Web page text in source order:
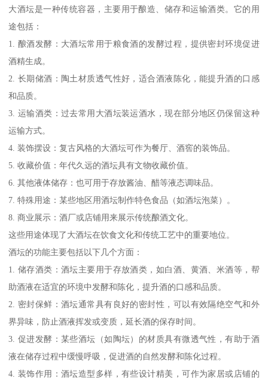
大酒坛是一种传统容器，主要用于酿造、储存和运输酒类。它的用
途包括：
1. 酿酒发酵：大酒坛常用于粮食酒的发酵过程，提供密封环境促进
酒精生成。
2. 长期储酒：陶土材质透气性好，适合酒液陈化，能提升酒的口感
和品质。
3. 运输酒类：过去常用大酒坛装运酒水，现在部分地区仍保留这种
运输方式。
4. 装饰摆设：复古风格的大酒坛可作为餐厅、酒窖的装饰品。
5. 收藏价值：年代久远的酒坛具有文物收藏价值。
6. 其他液体储存：也可用于存放酱油、醋等液态调味品。
7. 特殊用途：某些地区用酒坛制作特色食品（如酒坛泡菜）。
8. 商业展示：酒厂或店铺用来展示传统酿酒文化。
这些用途体现了大酒坛在饮食文化和传统工艺中的重要地位。
酒坛的功能主要包括以下几个方面：
1. 储存酒类：酒坛主要用于存放酒类，如白酒、黄酒、米酒等，帮
助酒液在适宜的环境中发酵和陈化，提升酒的口感和品质。
2. 密封保鲜：酒坛通常具有良好的密封性，可以有效隔绝空气和外
界异味，防止酒液挥发或变质，延长酒的保存时间。
3. 促进发酵：某些酒坛（如陶坛）的材质具有微透气性，有助于酒
液在储存过程中缓慢呼吸，促进酒的自然发酵和陈化过程。
4. 装饰作用：酒坛造型多样，有些设计精美，可作为家居或店铺的